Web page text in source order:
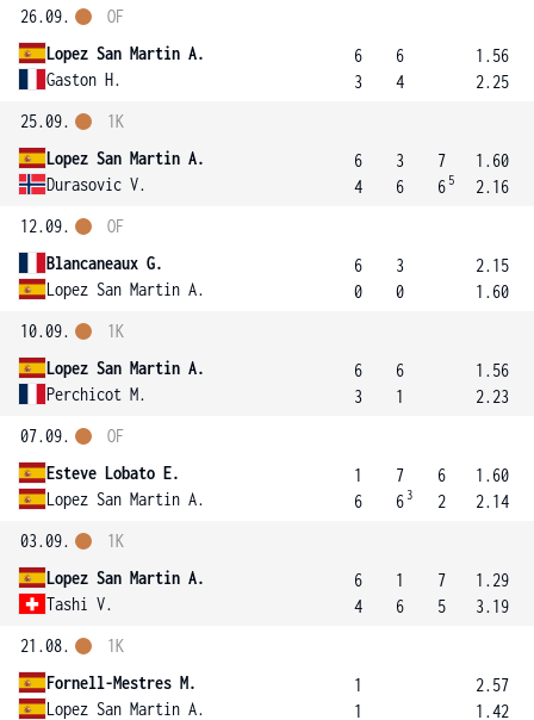
26.09.
Lopez San Martin A.
Gaston H.
OF
6
3
6
4
1.56
2.25
25.09.
Lopez San Martin A.
Durasovic V.
1K
6
4
3
6
7
6 5
1.60
2.16
12.09.
Blancaneaux G.
Lopez San Martin A.
OF
6
0
3
0
2.15
1.60
10.09.
Lopez San Martin A.
Perchicot M.
1K
6
3
6
1
1.56
2.23
07.09.
Esteve Lobato E.
Lopez San Martin A.
OF
1
6
7
6 3
6
2
1.60
2.14
03.09.
Lopez San Martin A.
Tashi V.
1K
6
4
1
6
7
5
1.29
3.19
21.08.
Fornell-Mestres M.
Lopez San Martin A.
1K
1
1
2.57
1.42